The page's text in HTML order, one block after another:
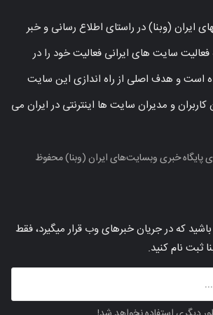
ایران (وبنا) در راستای اطلاع رسانی و خبر
سایت های ایرانی فعالیت خود را در
شروع کرده است و هدف اصلی از راه اندازی این سایت
کاربران و مدیران سایت ها اینترنتی در ایران می
پایگاه خبری وبسایت‌های ایران (وبنا) محفوظ
باشید که در جریان خبرهای وب قرار میگیرد، فقط
ثبت نام کنید.